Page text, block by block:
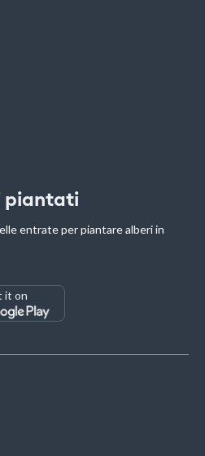
piantati
entrate per piantare alberi in
it on